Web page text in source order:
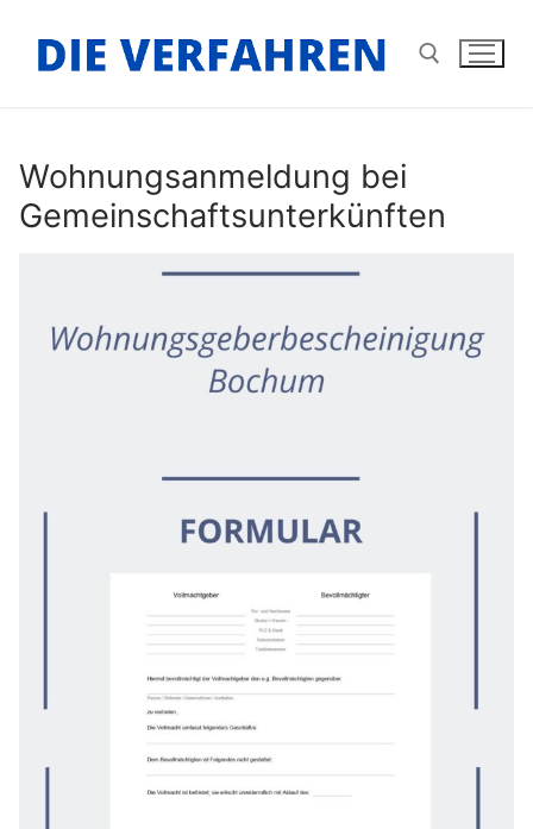
Inhalt
springen
Wohnungsanmeldung bei
Gemeinschaftsunterkünften